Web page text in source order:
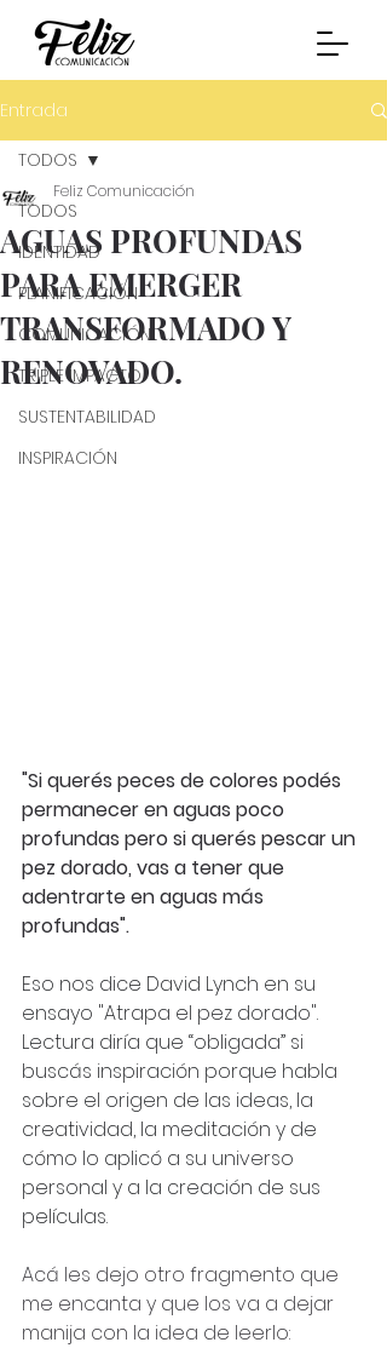
Entrada
TODOS
IDENTIDAD
PLANIFICACIÓN
COMUNICACIÓN
TRIPLE IMPACTO
SUSTENTABILIDAD
INSPIRACIÓN
TODOS
AGUAS PROFUNDAS
PARA EMERGER
TRANSFORMADO Y
RENOVADO.
Feliz Comunicación
"Si querés peces de colores podés
permanecer en aguas poco
profundas pero si querés pescar un
pez dorado, vas a tener que
adentrarte en aguas más
profundas".
Eso nos dice David Lynch en su
ensayo "Atrapa el pez dorado".
Lectura diría que “obligada” si
buscás inspiración porque habla
sobre el origen de las ideas, la
creatividad, la meditación y de
cómo lo aplicó a su universo
personal y a la creación de sus
películas.
Acá les dejo otro fragmento que
me encanta y que los va a dejar
manija con la idea de leerlo: